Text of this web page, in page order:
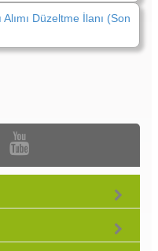
Düzeltme İlanı (Son